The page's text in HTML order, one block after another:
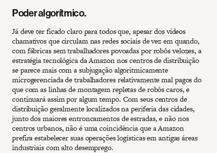
Poder algorítmico.
Já deve ter ficado claro para todos que, apesar dos vídeos
chamativos que circulam nas redes sociais de vez em quando,
com fábricas sem trabalhadores povoadas por robôs velozes, a
estratégia tecnológica da Amazon nos centros de distribuição
se parece mais com a subjugação algoritmicamente
microgerenciada de trabalhadores relativamente mal pagos do
que com as linhas de montagem repletas de robôs caros, e
continuará assim por algum tempo. Com seus centros de
distribuição geralmente localizados na periferia das cidades,
junto dos maiores entroncamentos de estradas, e não nos
centros urbanos, não é uma coincidência que a Amazon
prefira estabelecer suas operações logísticas em antigas áreas
industriais com alto desemprego.